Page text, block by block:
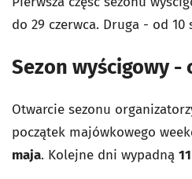
do 29 czerwca. Druga - od
Sezon wyścigowy -
Otwarcie sezonu
początek majówkowego
maja. Kolejne dni wypadną